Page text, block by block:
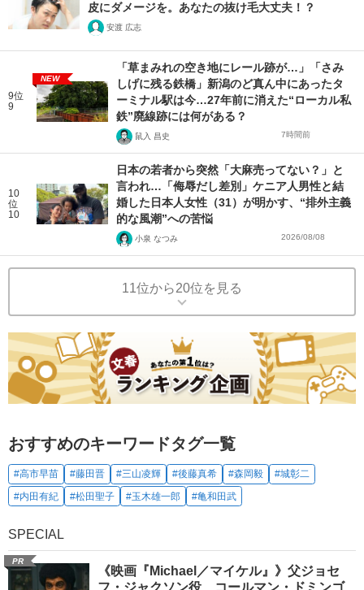
皮にダメージを。あなたの抜け毛大丈夫！？
安渡 広志
9位
9
NEW
「草まみれの空き地にレール跡が…」「さみ
しげに残る鉄橋」新潟のど真ん中にあったタ
ーミナル駅は今…27年前に消えた“ローカル私
鉄”廃線跡には何がある？
鼠入 昌史 7時間前
10
位
10
日本の若者から突然「大麻売ってない？」と
言われ…「侮辱だし差別」ケニア人男性と結
婚した日本人女性（31）が明かす、“排外主義
的な風潮”への苦悩
小泉 なつみ 2026/08/08
11位から20位を見る
おすすめのキーワードタグ一覧
#高市早苗 #藤田晋 #三山凌輝 #後藤真希 #森岡毅
#城彰二
#内田有紀
#松田聖子 #玉木雄一郎 #亀和田武
SPECIAL
PR
《映画『Michael／マイケル』》父ジョセ
フ・ジャクソン役、コールマン・ドミンゴ